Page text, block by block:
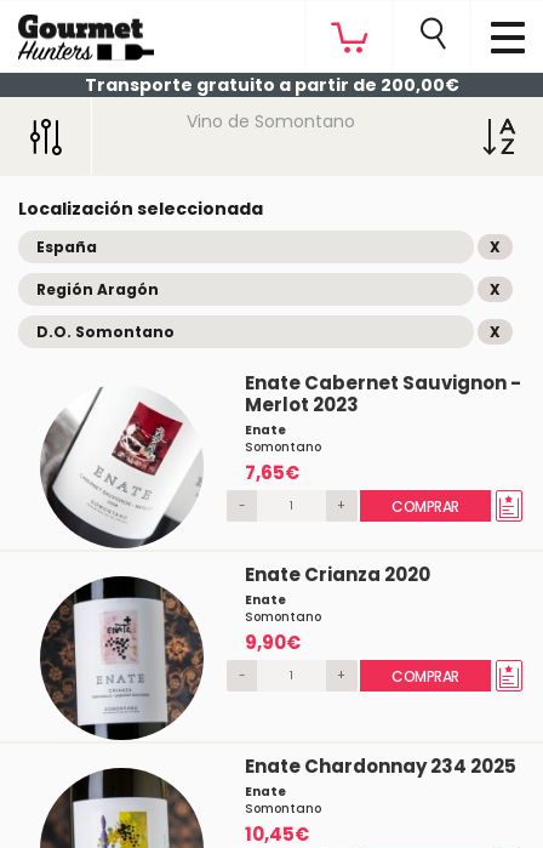
Transporte gratuito a partir de 200,00€
Vino de Somontano
Localización seleccionada
España X
Región Aragón X
D.O. Somontano X
Enate Cabernet Sauvignon -
Merlot 2023
Enate
Somontano
7,65€
- + COMPRAR
Enate Crianza 2020
Enate
Somontano
9,90€
- + COMPRAR
Enate Chardonnay 234 2025
Enate
Somontano
10,45€